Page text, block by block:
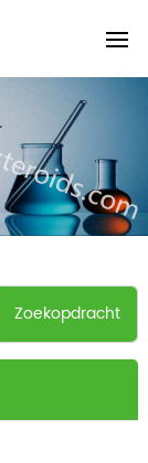
Zoekopdracht